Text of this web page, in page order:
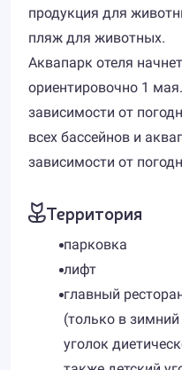
продукция для
пляж для животных.
Аквапарк отеля
ориентировочно 1
зависимости от
всех бассейнов и
зависимости от
Территория
парковка
лифт
главный
(только в зимний
уголок